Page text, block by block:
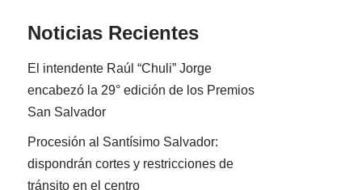
Noticias Recientes
El intendente Raúl “Chuli” Jorge
encabezó la 29° edición de los Premios
San Salvador
Procesión al Santísimo Salvador:
dispondrán cortes y restricciones de
tránsito en el centro